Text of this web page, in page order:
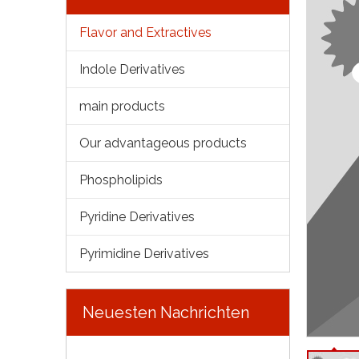
Flavor and Extractives
Indole Derivatives
main products
Our advantageous products
Phospholipids
Pyridine Derivatives
Pyrimidine Derivatives
Neuesten Nachrichten